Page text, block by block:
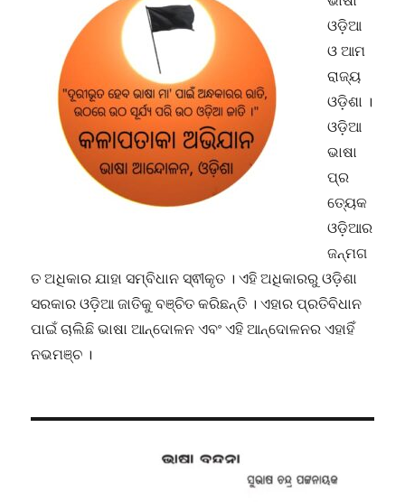
ଓଡ଼ିଆ
ଓ ଆମ
ରାଜ୍ୟ
ଓଡ଼ିଶା ।
ଓଡ଼ିଆ
ଭାଷା
ପ୍ର
ତ୍ୟେକ
ଓଡ଼ିଆର
ଜନ୍ମଗ
ତ ଅଧିକାର ଯାହା ସମ୍ବିଧାନ ସ୍ଵୀକୃତ । ଏହି ଅଧିକାରରୁ ଓଡ଼ିଶା
ସରକାର ଓଡ଼ିଆ ଜାତିକୁ ବଞ୍ଚିତ କରିଛନ୍ତି । ଏହାର ପ୍ରତିବିଧାନ
ପାଇଁ ଚାଲିଛି ଭାଷା ଆନ୍ଦୋଳନ ଏବଂ ଏହି ଆନ୍ଦୋଳନର ଏହାହିଁ
ନଭମଞ୍ଚ ।